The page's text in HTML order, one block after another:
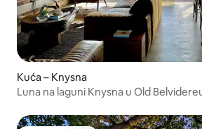
Kuća – Knysna
Luna na laguni Knysna u Old